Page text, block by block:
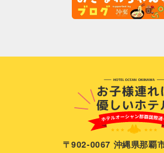
〒902-0067 沖縄県那覇